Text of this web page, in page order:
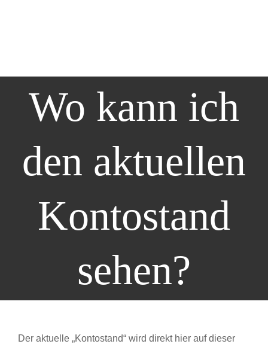
Wo kann ich
den aktuellen
Kontostand
sehen?
Der aktuelle „Kontostand“ wird direkt hier auf dieser